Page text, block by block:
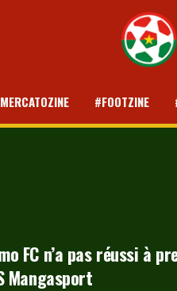
#FOOTZINE
FC n’a pas réussi à
Mangasport